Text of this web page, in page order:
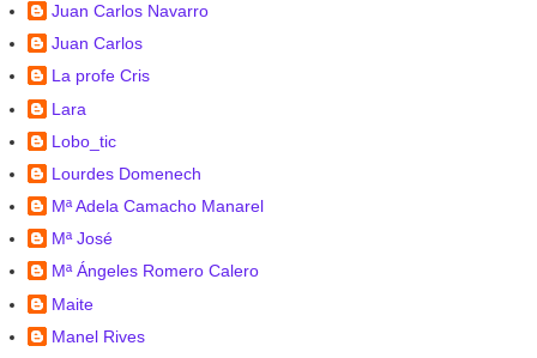
Juan Carlos Navarro
Juan Carlos
La profe Cris
Lara
Lobo_tic
Lourdes Domenech
Mª Adela Camacho Manarel
Mª José
Mª Ángeles Romero Calero
Maite
Manel Rives